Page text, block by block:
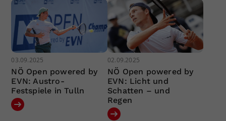
03.09.2025
NÖ Open powered by
EVN: Austro-
Festspiele in Tulln
02.09.2025
NÖ Open powered by
EVN: Licht und
Schatten – und
Regen